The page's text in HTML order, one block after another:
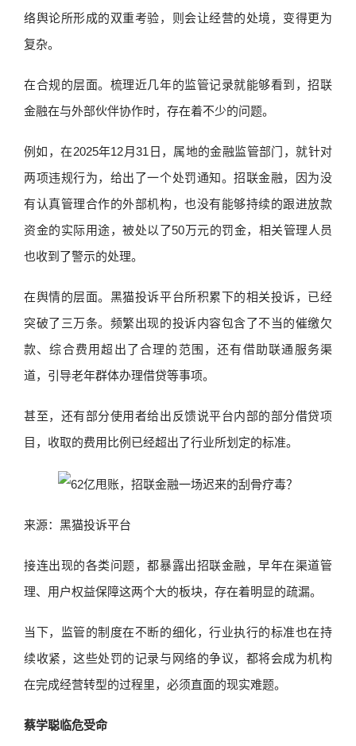
络舆论所形成的双重考验，则会让经营的处境，变得更为
复杂。
在合规的层面。梳理近几年的监管记录就能够看到，招联
金融在与外部伙伴协作时，存在着不少的问题。
例如，在2025年12月31日，属地的金融监管部门，就针对
两项违规行为，给出了一个处罚通知。招联金融，因为没
有认真管理合作的外部机构，也没有能够持续的跟进放款
资金的实际用途，被处以了50万元的罚金，相关管理人员
也收到了警示的处理。
在舆情的层面。黑猫投诉平台所积累下的相关投诉，已经
突破了三万条。频繁出现的投诉内容包含了不当的催缴欠
款、综合费用超出了合理的范围，还有借助联通服务渠
道，引导老年群体办理借贷等事项。
甚至，还有部分使用者给出反馈说平台内部的部分借贷项
目，收取的费用比例已经超出了行业所划定的标准。
来源：黑猫投诉平台
接连出现的各类问题，都暴露出招联金融，早年在渠道管
理、用户权益保障这两个大的板块，存在着明显的疏漏。
当下，监管的制度在不断的细化，行业执行的标准也在持
续收紧，这些处罚的记录与网络的争议，都将会成为机构
在完成经营转型的过程里，必须直面的现实难题。
蔡学聪临危受命